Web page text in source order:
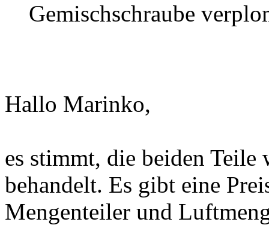
Gemischschraube
Hallo Marinko,
es stimmt, die beiden Teile
behandelt. Es gibt eine
Mengenteiler und